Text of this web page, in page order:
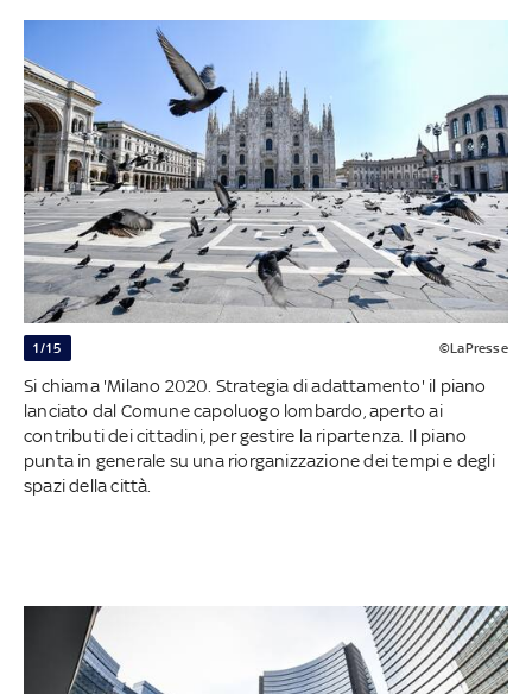
1/15 ©LaPresse
Si chiama 'Milano 2020. Strategia di adattamento' il piano
lanciato dal Comune capoluogo lombardo, aperto ai
contributi dei cittadini, per gestire la ripartenza. Il piano
punta in generale su una riorganizzazione dei tempi e degli
spazi della città.